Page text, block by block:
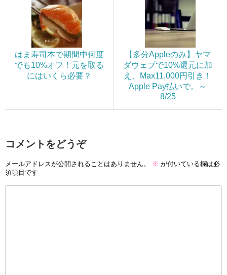
はま寿司本で期間中何度
でも10%オフ！元を取る
にはいくら必要？
【多分Appleのみ】ヤマ
ダウェブで10%還元に加
え、Max11,000円引き！
Apple Pay払いで。～
8/25
コメントをどうぞ
メールアドレスが公開されることはありません。 ※ が付いている欄は必
須項目です